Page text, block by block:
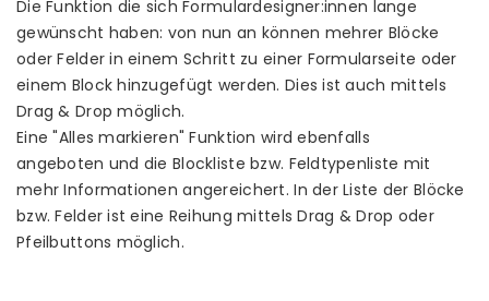
Die Funktion die sich Formulardesigner:innen lange
gewünscht haben: von nun an können mehrer Blöcke
oder Felder in einem Schritt zu einer Formularseite oder
einem Block hinzugefügt werden. Dies ist auch mittels
Drag & Drop möglich.
Eine "Alles markieren" Funktion wird ebenfalls
angeboten und die Blockliste bzw. Feldtypenliste mit
mehr Informationen angereichert. In der Liste der Blöcke
bzw. Felder ist eine Reihung mittels Drag & Drop oder
Pfeilbuttons möglich.